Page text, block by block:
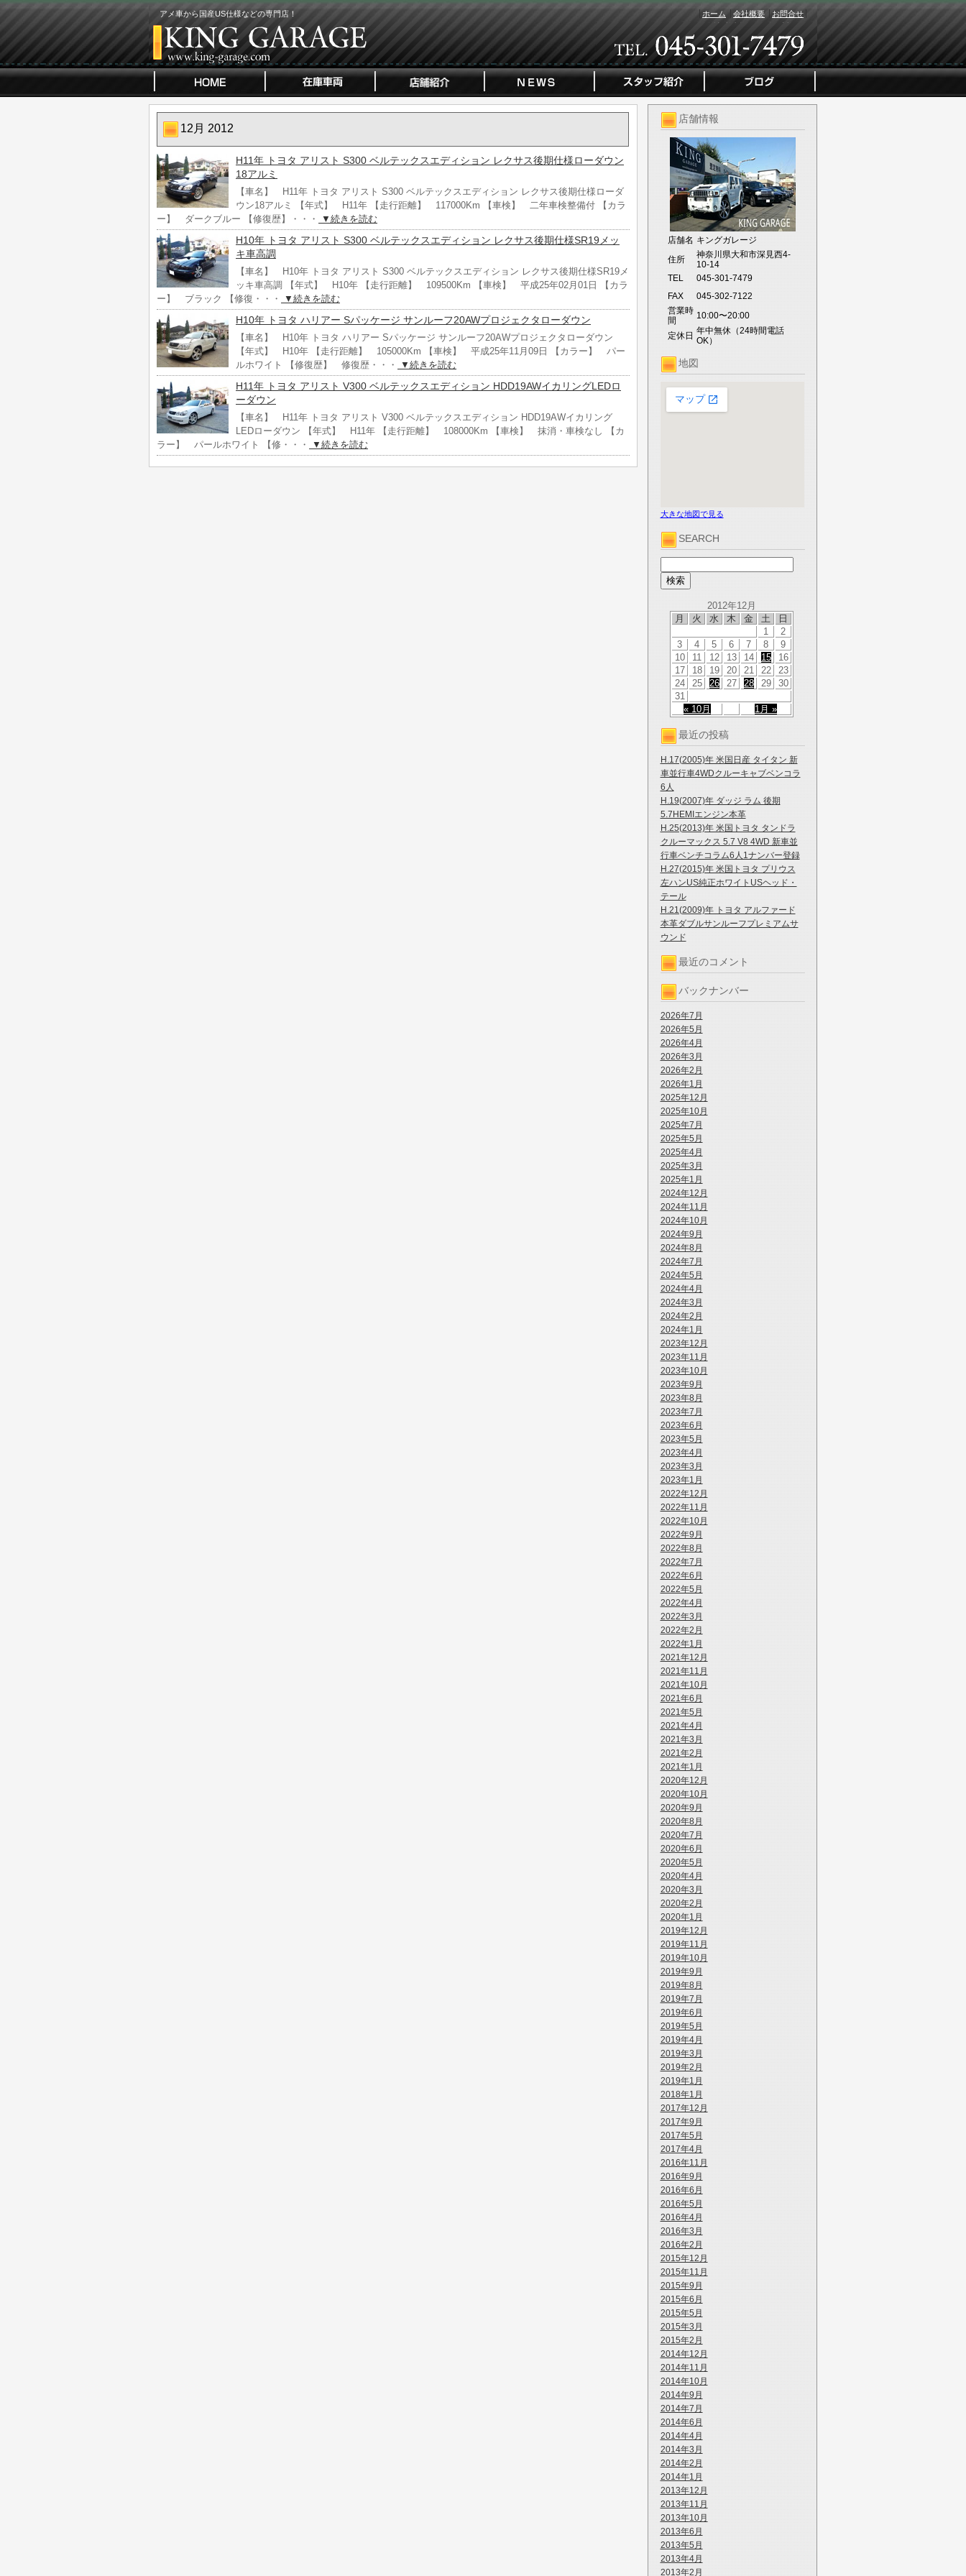
アメ車から国産US仕様などの専門店！ ホーム 会社概要 お問合せ
12月 2012
H11年 トヨタ アリスト S300 ベルテックスエディション レクサス後期仕様ローダウン
18アルミ
【車名】 H11年 トヨタ アリスト S300 ベルテックスエディション レクサス後期仕様ローダ
ウン18アルミ 【年式】 H11年 【走行距離】 117000Km 【車検】 二年車検整備付 【カラ
ー】 ダークブルー 【修復歴】・・・
▼続きを読む
H10年 トヨタ アリスト S300 ベルテックスエディション レクサス後期仕様SR19メッ
キ車高調
【車名】 H10年 トヨタ アリスト S300 ベルテックスエディション レクサス後期仕様SR19メ
ッキ車高調 【年式】 H10年 【走行距離】 109500Km 【車検】 平成25年02月01日 【カラ
ー】 ブラック 【修復・・・
▼続きを読む
H10年 トヨタ ハリアー Sパッケージ サンルーフ20AWプロジェクタローダウン
【車名】 H10年 トヨタ ハリアー Sパッケージ サンルーフ20AWプロジェクタローダウン
【年式】 H10年 【走行距離】 105000Km 【車検】 平成25年11月09日 【カラー】 パー
ルホワイト 【修復歴】 修復歴・・・
▼続きを読む
H11年 トヨタ アリスト V300 ベルテックスエディション HDD19AWイカリングLEDロ
ーダウン
【車名】 H11年 トヨタ アリスト V300 ベルテックスエディション HDD19AWイカリング
LEDローダウン 【年式】 H11年 【走行距離】 108000Km 【車検】 抹消・車検なし 【カ
ラー】 パールホワイト 【修・・・
▼続きを読む
店舗情報
店舗名 キングガレージ
住所
神奈川県大和市深見西4-
10-14
TEL
045-301-7479
FAX
045-302-7122
営業時
間
10:00〜20:00
定休日 年中無休（24時間電話
OK）
地図
大きな地図で見る
SEARCH
2012年12月
月
火 水 木 金 土 日
« 10月 1月 »
1
2
3
4 5 6 7 8
9
10
11 12 13 14 15
16
17
18 19 20 21 22
23
24
25 26 27 28 29
30
31
最近の投稿
H.17(2005)年 米国日産 タイタン 新
車並行車4WDクルーキャブベンコラ
6人
H.19(2007)年 ダッジ ラム 後期
5.7HEMIエンジン本革
H.25(2013)年 米国トヨタ タンドラ
クルーマックス 5.7 V8 4WD 新車並
行車ベンチコラム6人1ナンバー登録
H.27(2015)年 米国トヨタ プリウス
左ハンUS純正ホワイトUSヘッド・
テール
H.21(2009)年 トヨタ アルファード
本革ダブルサンルーフプレミアムサ
ウンド
最近のコメント
バックナンバー
2026年7月
2026年5月
2026年4月
2026年3月
2026年2月
2026年1月
2025年12月
2025年10月
2025年7月
2025年5月
2025年4月
2025年3月
2025年1月
2024年12月
2024年11月
2024年10月
2024年9月
2024年8月
2024年7月
2024年5月
2024年4月
2024年3月
2024年2月
2024年1月
2023年12月
2023年11月
2023年10月
2023年9月
2023年8月
2023年7月
2023年6月
2023年5月
2023年4月
2023年3月
2023年1月
2022年12月
2022年11月
2022年10月
2022年9月
2022年8月
2022年7月
2022年6月
2022年5月
2022年4月
2022年3月
2022年2月
2022年1月
2021年12月
2021年11月
2021年10月
2021年6月
2021年5月
2021年4月
2021年3月
2021年2月
2021年1月
2020年12月
2020年10月
2020年9月
2020年8月
2020年7月
2020年6月
2020年5月
2020年4月
2020年3月
2020年2月
2020年1月
2019年12月
2019年11月
2019年10月
2019年9月
2019年8月
2019年7月
2019年6月
2019年5月
2019年4月
2019年3月
2019年2月
2019年1月
2018年1月
2017年12月
2017年9月
2017年5月
2017年4月
2016年11月
2016年9月
2016年6月
2016年5月
2016年4月
2016年3月
2016年2月
2015年12月
2015年11月
2015年9月
2015年6月
2015年5月
2015年3月
2015年2月
2014年12月
2014年11月
2014年10月
2014年9月
2014年7月
2014年6月
2014年4月
2014年3月
2014年2月
2014年1月
2013年12月
2013年11月
2013年10月
2013年6月
2013年5月
2013年4月
2013年2月